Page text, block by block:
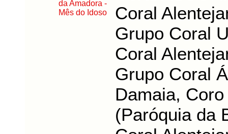
da Amadora -
Mês do Idoso
Coral
Grupo Coral
Coral
Grupo Coral
Damaia,
(Paróquia da